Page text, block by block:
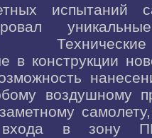
испытаний
в конструкции
воздушному
в зону